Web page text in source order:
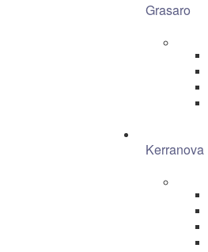
Grasaro
Kerranova